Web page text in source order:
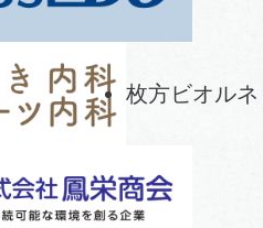
枚方ビオルネ